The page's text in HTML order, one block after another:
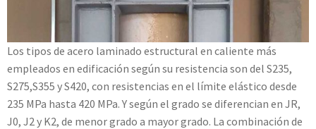
Los tipos de acero laminado estructural en caliente más
empleados en edificación según su resistencia son del S235,
S275,S355 y S420, con resistencias en el límite elástico desde
235 MPa hasta 420 MPa. Y según el grado se diferencian en JR,
J0, J2 y K2, de menor grado a mayor grado. La combinación de